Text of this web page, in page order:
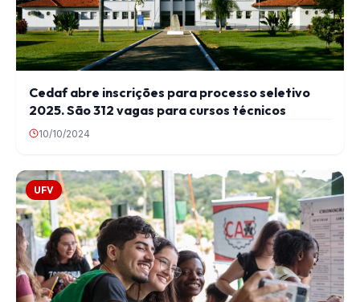
Cedaf abre inscrições para processo seletivo
2025. São 312 vagas para cursos técnicos
10/10/2024
UFV